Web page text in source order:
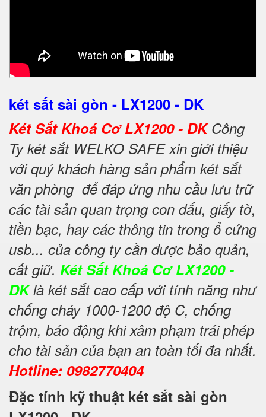
két sắt sài gòn - LX1200 - DK
Két Sắt Khoá Cơ LX1200 - DKCông
Ty két sắt WELKO SAFE xin giới thiệu
với quý khách hàng sản phẩm két sắt
văn phòng để đáp ứng nhu cầu lưu trữ
các tài sản quan trọng con dấu, giấy tờ,
tiền bạc, hay các thông tin trong ổ cứng
usb... của công ty cần được bảo quản,
cất giữ. Két Sắt Khoá Cơ LX1200 -
DKlà két sắt cao cấp với tính năng như
chống cháy 1000-1200 độ C, chống
trộm, báo động khi xâm phạm trái phép
cho tài sản của bạn an toàn tối đa nhất.
Hotline: 0982770404
Đặc tính kỹ thuật két sắt sài gòn